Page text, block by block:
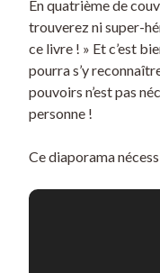
En quatrième de
trouverez ni super-
ce livre ! » Et c’est
pourra s’y
pouvoirs n’est pas
personne !
Ce diaporama